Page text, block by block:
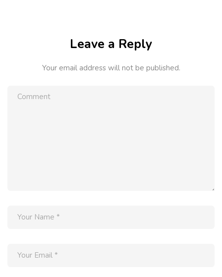
Leave a Reply
Your email address will not be published.